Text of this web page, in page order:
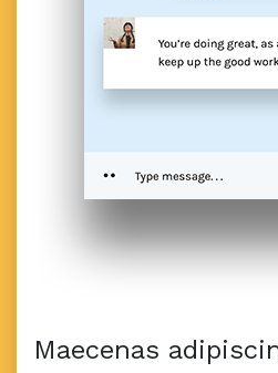
Maecenas